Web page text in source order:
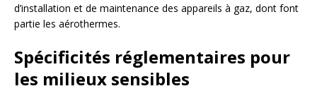
d’installation et de maintenance des appareils à gaz, dont font
partie les aérothermes.
Spécificités réglementaires pour
les milieux sensibles